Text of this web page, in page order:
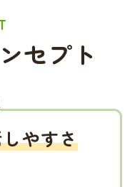
セプト
やすさ